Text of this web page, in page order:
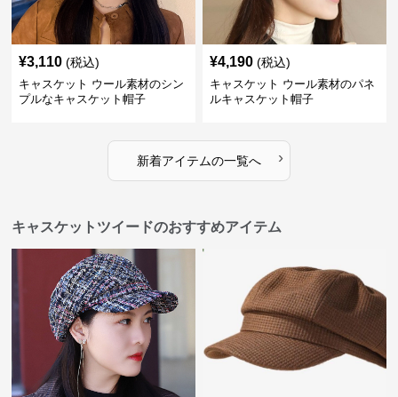
¥3,110 (税込)
キャスケット ウール素材のシン
プルなキャスケット帽子
¥4,190 (税込)
キャスケット ウール素材のパネ
ルキャスケット帽子
新着アイテムの一覧へ ›
キャスケットツイードのおすすめアイテム